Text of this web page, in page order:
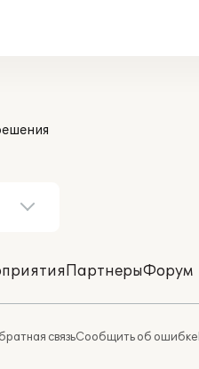
ПартнерыФорум
связьСообщить об ошибке